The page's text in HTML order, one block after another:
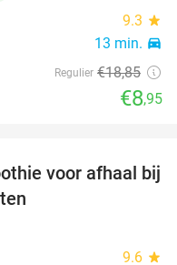
9.3 star
13 min. directions_car
Regulier €18,85
€8,95
43%
voor afhaal bij
9.6 star